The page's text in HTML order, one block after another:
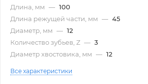
Длина, мм — 100
Длина режущей части, мм — 45
Диаметр, мм — 12
Количество зубьев, Z — 3
Диаметр хвостовика, мм — 12
Все характеристики